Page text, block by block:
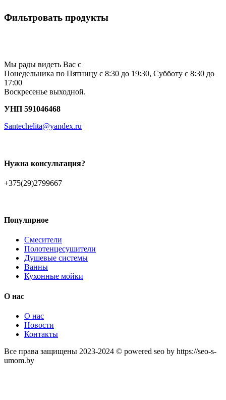
Фильтровать продукты
Мы рады видеть Вас с
Понедельника по Пятницу с 8:30 до 19:30, Субботу с 8:30 до
17:00
Воскресенье выходной.
УНП 591046468
Santechelita@yandex.ru
Нужна консультация?
+375(29)2799667
Популярное
Смесители
Полотенцесушители
Душевые системы
Ванны
Кухонные мойки
О нас
О нас
Новости
Контакты
Все права защищены 2023-2024 © powered seo by https://seo-s-
umom.by